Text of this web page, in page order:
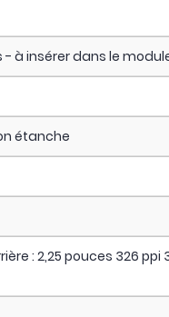
- à insérer dans le
étanche
: 2,25 pouces 326